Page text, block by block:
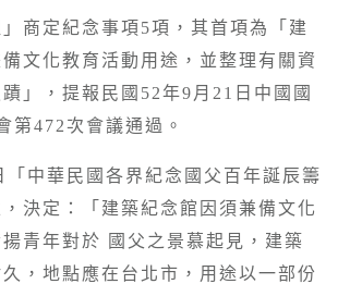
商定紀念事項5項，其首項為「建
文化教育活動用途，並整理有關資
」，提報民國52年9月21日中國國
第472次會議通過。
「中華民國各界紀念國父百年誕辰籌
決定：「建築紀念館因須兼備文化
青年對於 國父之景慕起見，建築
，地點應在台北市，用途以一部份